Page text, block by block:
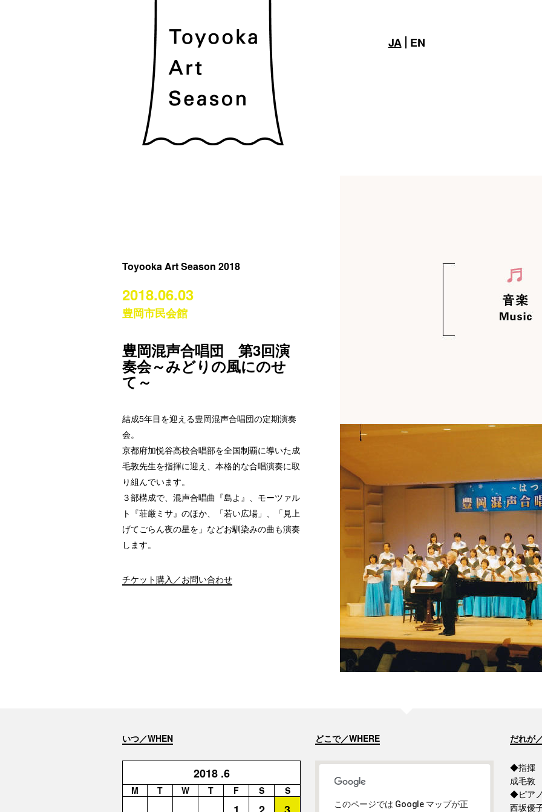
JA EN
Toyooka Art Season 2018
2018.06.03
豊岡市民会館
豊岡混声合唱団 第3回演
奏会～みどりの風にのせ
て～
結成5年目を迎える豊岡混声合唱団の定期演奏
会。
京都府加悦谷高校合唱部を全国制覇に導いた成
毛敦先生を指揮に迎え、本格的な合唱演奏に取
り組んでいます。
３部構成で、混声合唱曲『島よ』、モーツァル
ト『荘厳ミサ』のほか、「若い広場」、「見上
げてごらん夜の星を」などお馴染みの曲も演奏
します。
チケット購入／お問い合わせ
いつ／WHEN
2018 .6
M T W T F S S
どこで／WHERE
このページでは Google マップが正
だれが
◆指揮
成毛敦
◆ピア
西坂優